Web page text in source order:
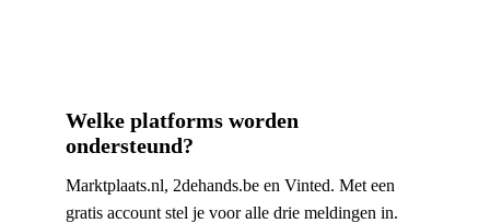
Welke platforms worden
ondersteund?
Marktplaats.nl, 2dehands.be en Vinted. Met een
gratis account stel je voor alle drie meldingen in.